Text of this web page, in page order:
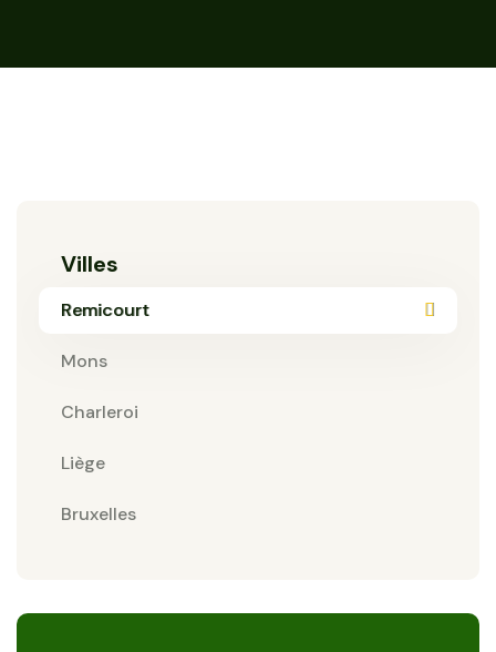
Villes
Remicourt
Mons
Charleroi
Liège
Bruxelles